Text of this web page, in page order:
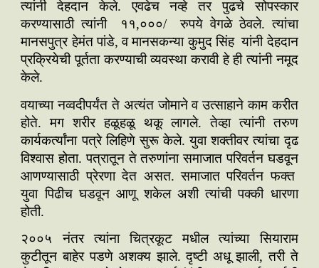
त्यांनी देहदान केले. एवढेच नव्हे तर पुढचे सोपस्कार
करण्यासाठी त्यांनी ११,०००/ रुपये वेगळे ठेवले. त्यांचा
मानसपुत्र हेमंत पांडे, व मानसकन्या कुमुद सिंह यांनी देहदान
प्रक्रियेची पूर्तता करण्याची व्यवस्था करावी हे ही त्यांनी नमूद
केले.
वयाच्या नव्वदीपर्यंत ते अत्यंत जोमाने व उत्साहाने काम करीत
होते. मग शरीर हळूहळू थकू लागले. तेव्हा त्यांनी तरुण
कार्यकर्त्यांना पत्रे लिहिणे सुरू केले. युवा शक्तीवर त्यांचा दृढ
विश्वास होता. पत्रातून ते तरुणांना समाजात परिवर्तन घडवून
आणण्यासाठी प्रेरणा देत असत. समाजात परिवर्तन फक्त
युवा पिढीच घडवून आणू शकेल अशी त्यांची पक्की धारणा
होती.
२००५ नंतर त्यांना चित्रकूट मधील त्यांच्या सियाराम
कुटीतून बाहेर पडणे अशक्य झाले. दृष्टी अधू झाली, तरी ते